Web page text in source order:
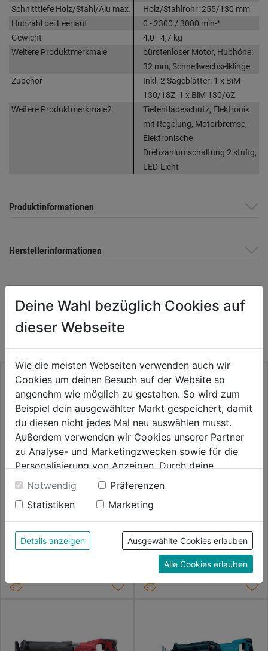
Schnitttiefe Holz/Stahl/Alu max.
Holz/Stahlrohr: 255/130 mm
Hubzahl bei Leerlauf
0 - 2300 / 3000 min-¹
Gewicht
4,0 - 4,7 kg
Weitere Produktmerkmale
bürstenloser Motor, Hubhöhe:
32 mm, Schnellwechselklinge
Zubehör
Inkl. 2 Sägeblätter: 1 x BiM
130/18Z, 1 x BiM 130/6Z
Weitere Produktmerkmale2
Tiefentladeschutz, Elektronik
mit Regelung, Motorbremse,
Elektronische
Drehzahlumschaltung 2 stufig,
LED-Licht
Produktinformationen
Herstellerinformationen
WEITERE PRODUKTE AUS DIESER
KATEGORIE
Akku-Säbelsäge DCS367NT 18
V Basis
(0)
0.0
Sternen.
269,99€
Akku-Stichsäge GST 18V-125 S
solo L
4.8 (21)
4.8
Sternen.
269,99€
Deine Wahl bezüglich Cookies auf
dieser Webseite
Wie die meisten Webseiten verwenden auch wir
Cookies um deinen Besuch auf der Website so
angenehm wie möglich zu gestalten. So wird zum
Beispiel dein ausgewählter Markt gespeichert, damit
du diesen nicht jedes Mal neu auswählen musst.
Außerdem verwenden wir Cookies unserer Partner
zu Analyse- und Marketingzwecken sowie für die
Personalisierung von Anzeigen. Durch deine
Einwilligung werden die Daten von Drittanbieter,
unter anderem auch in den USA, verarbeitet.
Durch Klick auf "Alle Cookies erlauben" stimmst du
der Verwendung aller Cookies zu. Unter "Details
anzeigen" findest du alle Infos zu den
unterschiedlichen Cookies, unter "Cookies
Konfigurieren" kannst du auswählen, welche Cookies
du zulassen möchtest und welche nicht.
Weitere Informationen findest du in unserer
Notwendig
Präferenzen
Statistiken
Marketing
Details anzeigen Ausgewählte Cookies erlauben
Alle Cookies erlauben